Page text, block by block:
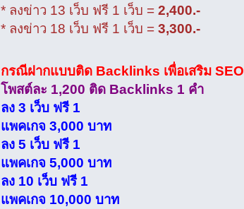
* ลงข่าว 13 เว็บ ฟรี 1 เว็บ = 2,400.-
* ลงข่าว 18 เว็บ ฟรี 1 เว็บ = 3,300.-
กรณีฝากแบบติด Backlinks เพื่อเสริม SEO
โพสต์ละ 1,200 ติด Backlinks 1 คำ
ลง 3 เว็บ ฟรี 1
แพคเกจ 3,000 บาท
ลง 5 เว็บ ฟรี 1
แพคเกจ 5,000 บาท
ลง 10 เว็บ ฟรี 1
แพคเกจ 10,000 บาท